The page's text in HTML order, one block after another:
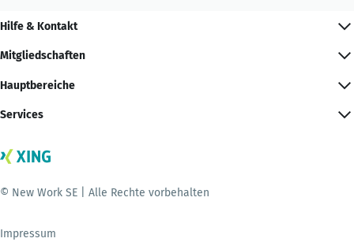
Hilfe & Kontakt
Mitgliedschaften
Hauptbereiche
Services
© New Work SE | Alle Rechte vorbehalten
Impressum